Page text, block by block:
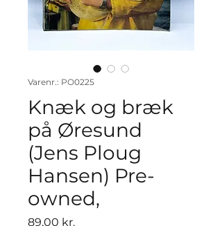
Varenr.: PO0225
Knæk og bræk
på Øresund
(Jens Ploug
Hansen) Pre-
owned,
89,00 kr.Pris